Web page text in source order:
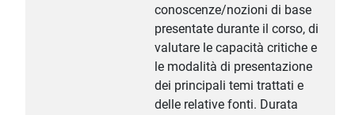
conoscenze/nozioni di base
presentate durante il corso, di
valutare le capacità critiche e
le modalità di presentazione
dei principali temi trattati e
delle relative fonti. Durata